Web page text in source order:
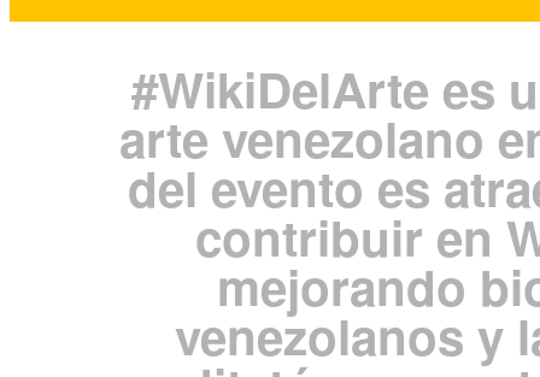
#WikiDelArte es
arte venezolano
del evento es
contribuir en
mejorando
venezolanos y